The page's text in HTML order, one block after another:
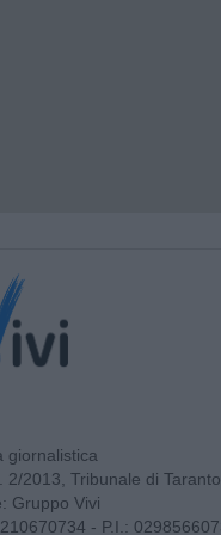
giornalistica
2/2013, Tribunale di
Gruppo Vivi
- P.I.: